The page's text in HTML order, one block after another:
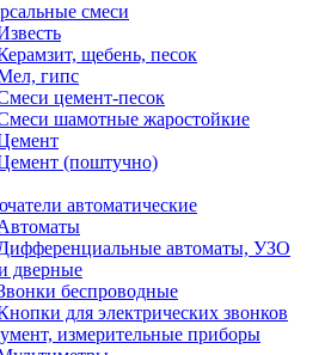
смеси
щебень, песок
гипс
цемент-песок
шамотные жаростойкие
(поштучно)
автоматические
автоматы, УЗО
дверные
беспроводные
для электрических звонков
измерительные приборы